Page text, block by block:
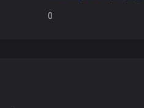
0